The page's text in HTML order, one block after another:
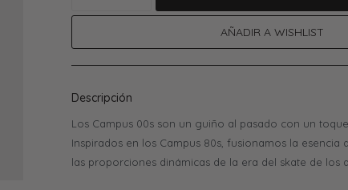
Descripción
Los Campus 00s son un guiño al pasado con un
Inspirados en los Campus 80s, fusionamos la esencia
las proporciones dinámicas de la era del skate de los